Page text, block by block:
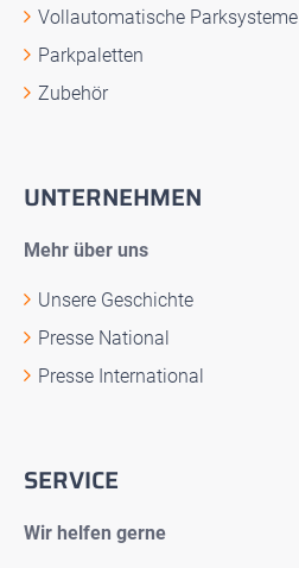
Vollautomatische Parksysteme
Parkpaletten
Zubehör
UNTERNEHMEN
Mehr über uns
Unsere Geschichte
Presse National
Presse International
SERVICE
Wir helfen gerne